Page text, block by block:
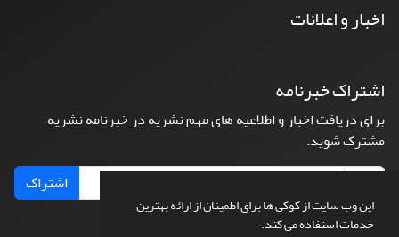
این وب سایت از کوکی ها برای اطمینان از ارائه بهترین
خدمات استفاده می کند.
اخبار و اعلانات
اشتراک خبرنامه
برای دریافت اخبار و اطلاعیه های مهم نشریه در خبرنامه نشریه
مشترک شوید.
اشتراک